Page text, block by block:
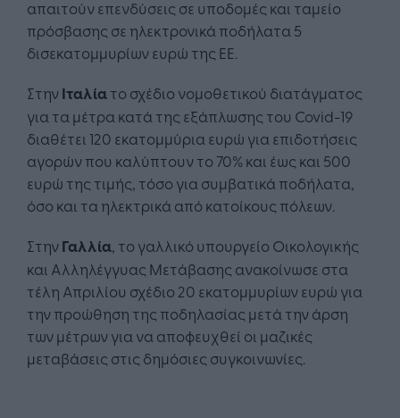
απαιτούν επενδύσεις σε υποδομές και ταμείο
πρόσβασης σε ηλεκτρονικά ποδήλατα 5
δισεκατομμυρίων ευρώ της ΕΕ.
ΣτηνΙταλίατο σχέδιο νομοθετικού διατάγματος
για τα μέτρα κατά της εξάπλωσης του Covid-19
διαθέτει 120 εκατομμύρια ευρώ για επιδοτήσεις
αγορών που καλύπτουν το 70% και έως και 500
ευρώ της τιμής, τόσο για συμβατικά ποδήλατα,
όσο και τα ηλεκτρικά από κατοίκους πόλεων.
ΣτηνΓαλλία, το γαλλικό υπουργείο Οικολογικής
και Αλληλέγγυας Μετάβασης ανακοίνωσε στα
τέλη Απριλίου σχέδιο 20 εκατομμυρίων ευρώ για
την προώθηση της ποδηλασίας μετά την άρση
των μέτρων για να αποφευχθεί οι μαζικές
μεταβάσεις στις δημόσιες συγκοινωνίες.